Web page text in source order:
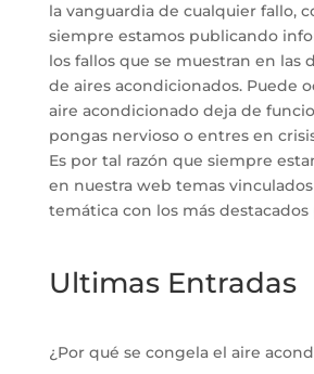
la vanguardia de cualquier fallo,
siempre estamos publicando
los fallos que se muestran en las
de aires acondicionados. Puede
aire acondicionado deja de
pongas nervioso o entres en
Es por tal razón que siempre
en nuestra web temas
temática con los más destacados
Ultimas Entradas
¿Por qué se congela el aire